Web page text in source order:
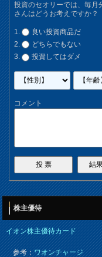
投資のセオリーでは、毎月
さんはどうお考えですか？
良い投資商品だ
どちらでもない
投資してはダメ
コメント
株主優待
イオン株主優待カード
参考：ワオンチャージ